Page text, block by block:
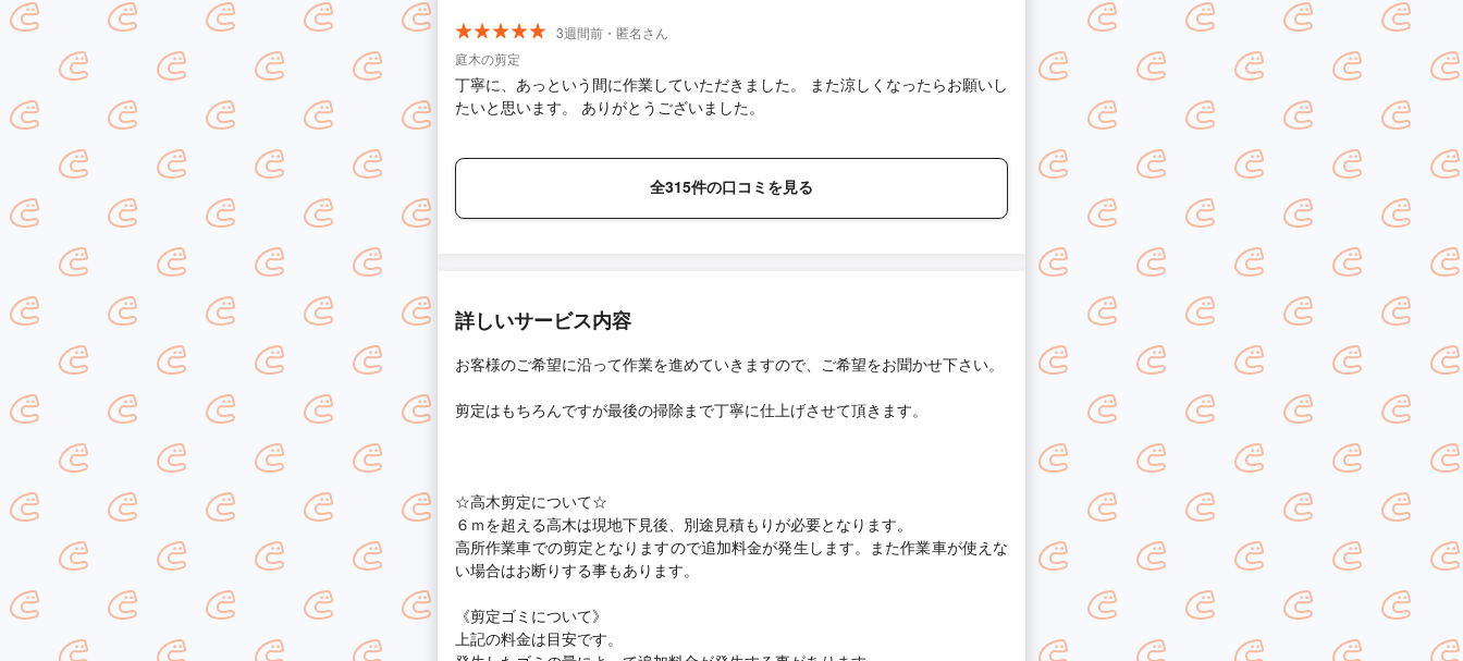
3週間前・匿名さん
庭木の剪定
丁寧に、あっという間に作業していただきました。 また涼しくなったらお願いし
たいと思います。 ありがとうございました。
全315件の口コミを見る
詳しいサービス内容
お客様のご希望に沿って作業を進めていきますので、ご希望をお聞かせ下さい。
剪定はもちろんですが最後の掃除まで丁寧に仕上げさせて頂きます。
☆高木剪定について☆
６ｍを超える高木は現地下見後、別途見積もりが必要となります。
高所作業車での剪定となりますので追加料金が発生します。また作業車が使えな
い場合はお断りする事もあります。
《剪定ゴミについて》
上記の料金は目安です。